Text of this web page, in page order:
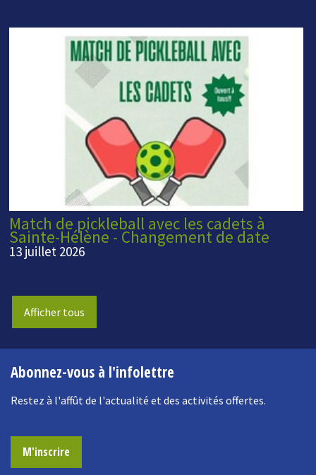
Match de pickleball avec les cadets à
Sainte-Hélène - Changement de date
13 juillet 2026
Afficher tous
Abonnez-vous à l'infolettre
Restez à l'affût de l'actualité et des activités offertes.
M'inscrire